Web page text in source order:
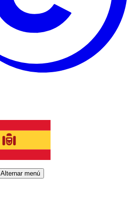
Alternar menú